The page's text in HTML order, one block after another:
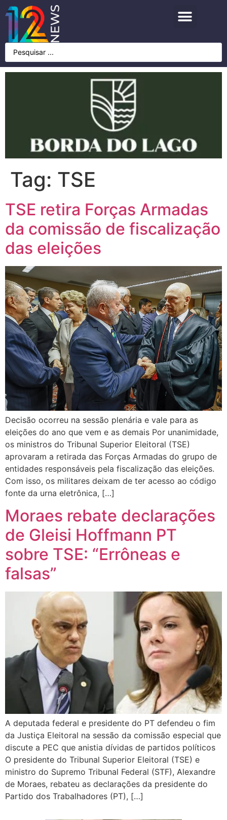
Tag: TSE
TSE retira Forças Armadas
da comissão de fiscalização
das eleições
Decisão ocorreu na sessão plenária e vale para as
eleições do ano que vem e as demais Por unanimidade,
os ministros do Tribunal Superior Eleitoral (TSE)
aprovaram a retirada das Forças Armadas do grupo de
entidades responsáveis pela fiscalização das eleições.
Com isso, os militares deixam de ter acesso ao código
fonte da urna eletrônica, […]
Moraes rebate declarações
de Gleisi Hoffmann PT
sobre TSE: “Errôneas e
falsas”
A deputada federal e presidente do PT defendeu o fim
da Justiça Eleitoral na sessão da comissão especial que
discute a PEC que anistia dívidas de partidos políticos
O presidente do Tribunal Superior Eleitoral (TSE) e
ministro do Supremo Tribunal Federal (STF), Alexandre
de Moraes, rebateu as declarações da presidente do
Partido dos Trabalhadores (PT), […]